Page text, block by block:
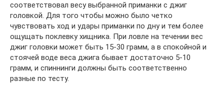
соответствовал весу выбранной приманки с джиг
головкой. Для того чтобы можно было четко
чувствовать ход и удары приманки по дну и тем более
ощущать поклевку хищника. При ловле на течении вес
джиг головки может быть 15-30 грамм, а в спокойной и
стоячей воде веса джига бывает достаточно 5-10
грамм, и спиннинги должны быть соответственно
разные по тесту.